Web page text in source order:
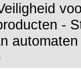
-